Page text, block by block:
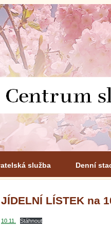
služba Denní
JÍDELNÍ LÍSTEK na
10.11. Stáhnout